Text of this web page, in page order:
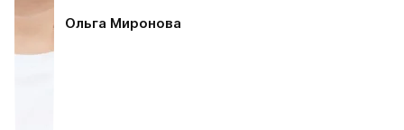
Ольга Миронова